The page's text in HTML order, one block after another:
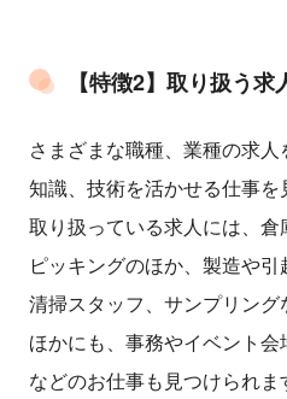
【特徴2】取り扱う
さまざまな職種、業種の求
知識、技術を活かせる仕事を
取り扱っている求人には、倉
ピッキングのほか、製造や引
清掃スタッフ、サンプリング
ほかにも、事務やイベント
などのお仕事も見つけられま